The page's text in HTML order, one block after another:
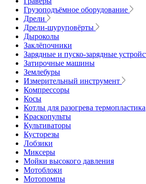
Грузоподъёмное оборудование
Дрели
Дрели-шуруповёрты
Дыроколы
Заклёпочники
Зарядные и пуско-зарядные
Затирочные машины
Землебуры
Измерительный инструмент
Компрессоры
Косы
Котлы для разогрева термопластика
Краскопульты
Культиваторы
Кусторезы
Лобзики
Миксеры
Мойки высокого давления
Мотоблоки
Мотопомпы